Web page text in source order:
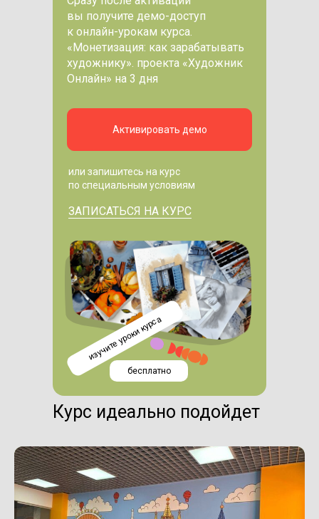
или запишитесь на курс
по специальным условиям
Активировать демо
бесплатно
изучите уроки курса
вы получите демо-доступ
к онлайн-урокам курса.
«Монетизация: как зарабатывать
художнику». проекта «Художник
Онлайн» на 3 дня
ЗАПИСАТЬСЯ НА КУРС
Курс идеально подойдет